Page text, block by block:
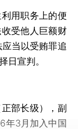
用职务上的便
受他人巨额财
当以受贿罪追
日宣判。
部长级），副
年3月加入中国